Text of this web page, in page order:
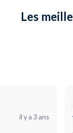
Les
il y a 3 ans